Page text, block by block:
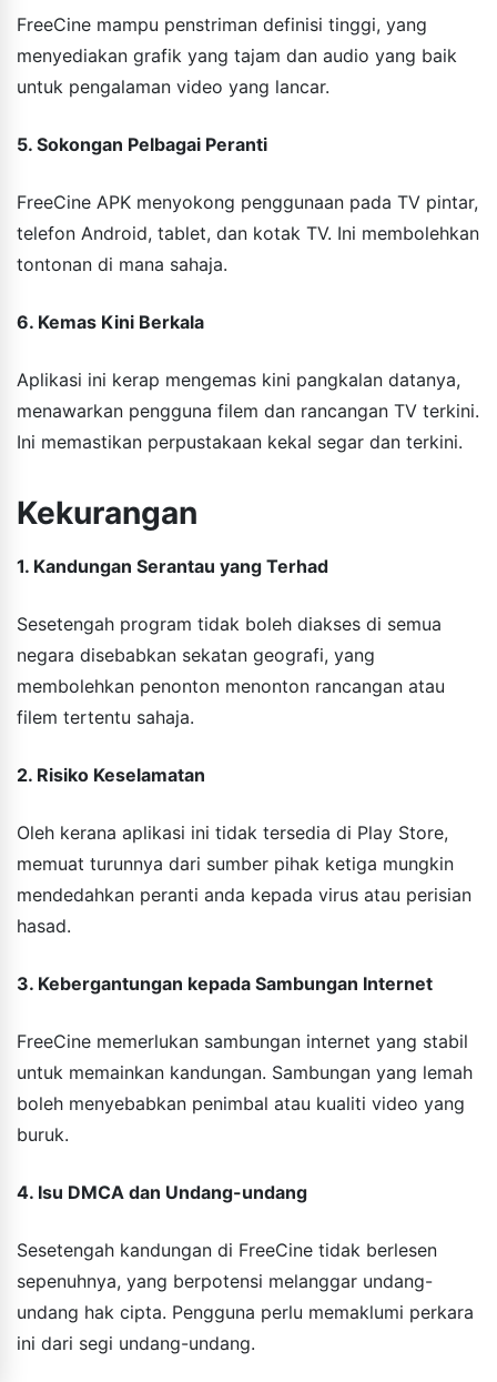
FreeCine mampu penstriman definisi tinggi, yang
menyediakan grafik yang tajam dan audio yang baik
untuk pengalaman video yang lancar.
5. Sokongan Pelbagai Peranti
FreeCine APK menyokong penggunaan pada TV pintar,
telefon Android, tablet, dan kotak TV. Ini membolehkan
tontonan di mana sahaja.
6. Kemas Kini Berkala
Aplikasi ini kerap mengemas kini pangkalan datanya,
menawarkan pengguna filem dan rancangan TV terkini.
Ini memastikan perpustakaan kekal segar dan terkini.
Kekurangan
1. Kandungan Serantau yang Terhad
Sesetengah program tidak boleh diakses di semua
negara disebabkan sekatan geografi, yang
membolehkan penonton menonton rancangan atau
filem tertentu sahaja.
2. Risiko Keselamatan
Oleh kerana aplikasi ini tidak tersedia di Play Store,
memuat turunnya dari sumber pihak ketiga mungkin
mendedahkan peranti anda kepada virus atau perisian
hasad.
3. Kebergantungan kepada Sambungan Internet
FreeCine memerlukan sambungan internet yang stabil
untuk memainkan kandungan. Sambungan yang lemah
boleh menyebabkan penimbal atau kualiti video yang
buruk.
4. Isu DMCA dan Undang-undang
Sesetengah kandungan di FreeCine tidak berlesen
sepenuhnya, yang berpotensi melanggar undang-
undang hak cipta. Pengguna perlu memaklumi perkara
ini dari segi undang-undang.